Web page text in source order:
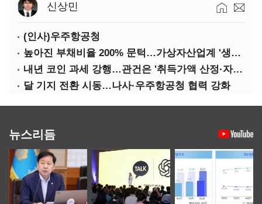
신상민
(인사)우주항공청
높아진 부채비율 200% 문턱…가상자산업계 '생존 시험대'
내년 코인 과세 강행…관건은 '취득가액 산정·자산 이동'
달 기지 전환 시동…나사·우주항공청 협력 강화
뉴스리듬